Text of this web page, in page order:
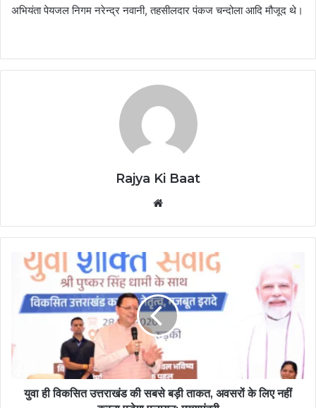
अभियंता पेयजल निगम नरेन्द्र नवानी, तहसीलदार पंकज चन्दोला आदि मौजूद थे।
Rajya Ki Baat
युवा ही विकसित उत्तराखंड की सबसे बड़ी ताकत, अवसरों के लिए नहीं